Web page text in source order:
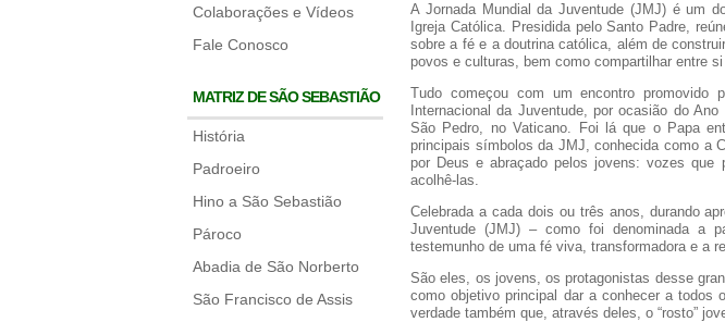
Colaborações e Vídeos
Fale Conosco
MATRIZ DE SÃO SEBASTIÃO
História
Padroeiro
Hino a São Sebastião
Pároco
Abadia de São Norberto
São Francisco de Assis
A Jornada Mundial da Juventude (JMJ) é um
Igreja Católica. Presidida pelo Santo Padre,
sobre a fé e a doutrina católica, além de
povos e culturas, bem como compartilhar entre
Tudo começou com um encontro
Internacional da Juventude, por ocasião do
São Pedro, no Vaticano. Foi lá que o Papa
principais símbolos da JMJ, conhecida como a
por Deus e abraçado pelos jovens: vozes
acolhê-las.
Celebrada a cada dois ou três anos, durando
Juventude (JMJ) – como foi denominada a
testemunho de uma fé viva, transformadora e a
São eles, os jovens, os protagonistas desse
como objetivo principal dar a conhecer a
verdade também que, através deles, o “rosto”